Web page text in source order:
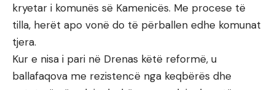
kryetar i komunës së Kamenicës. Me procese të
tilla, herët apo vonë do të përballen edhe komunat
tjera.
Kur e nisa i pari në Drenas këtë reformë, u
ballafaqova me rezistencë nga keqbërës dhe